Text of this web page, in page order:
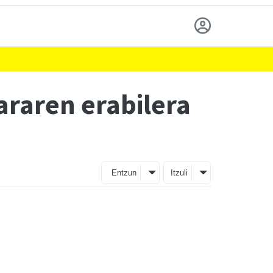
erabilera
Entzun Itzuli